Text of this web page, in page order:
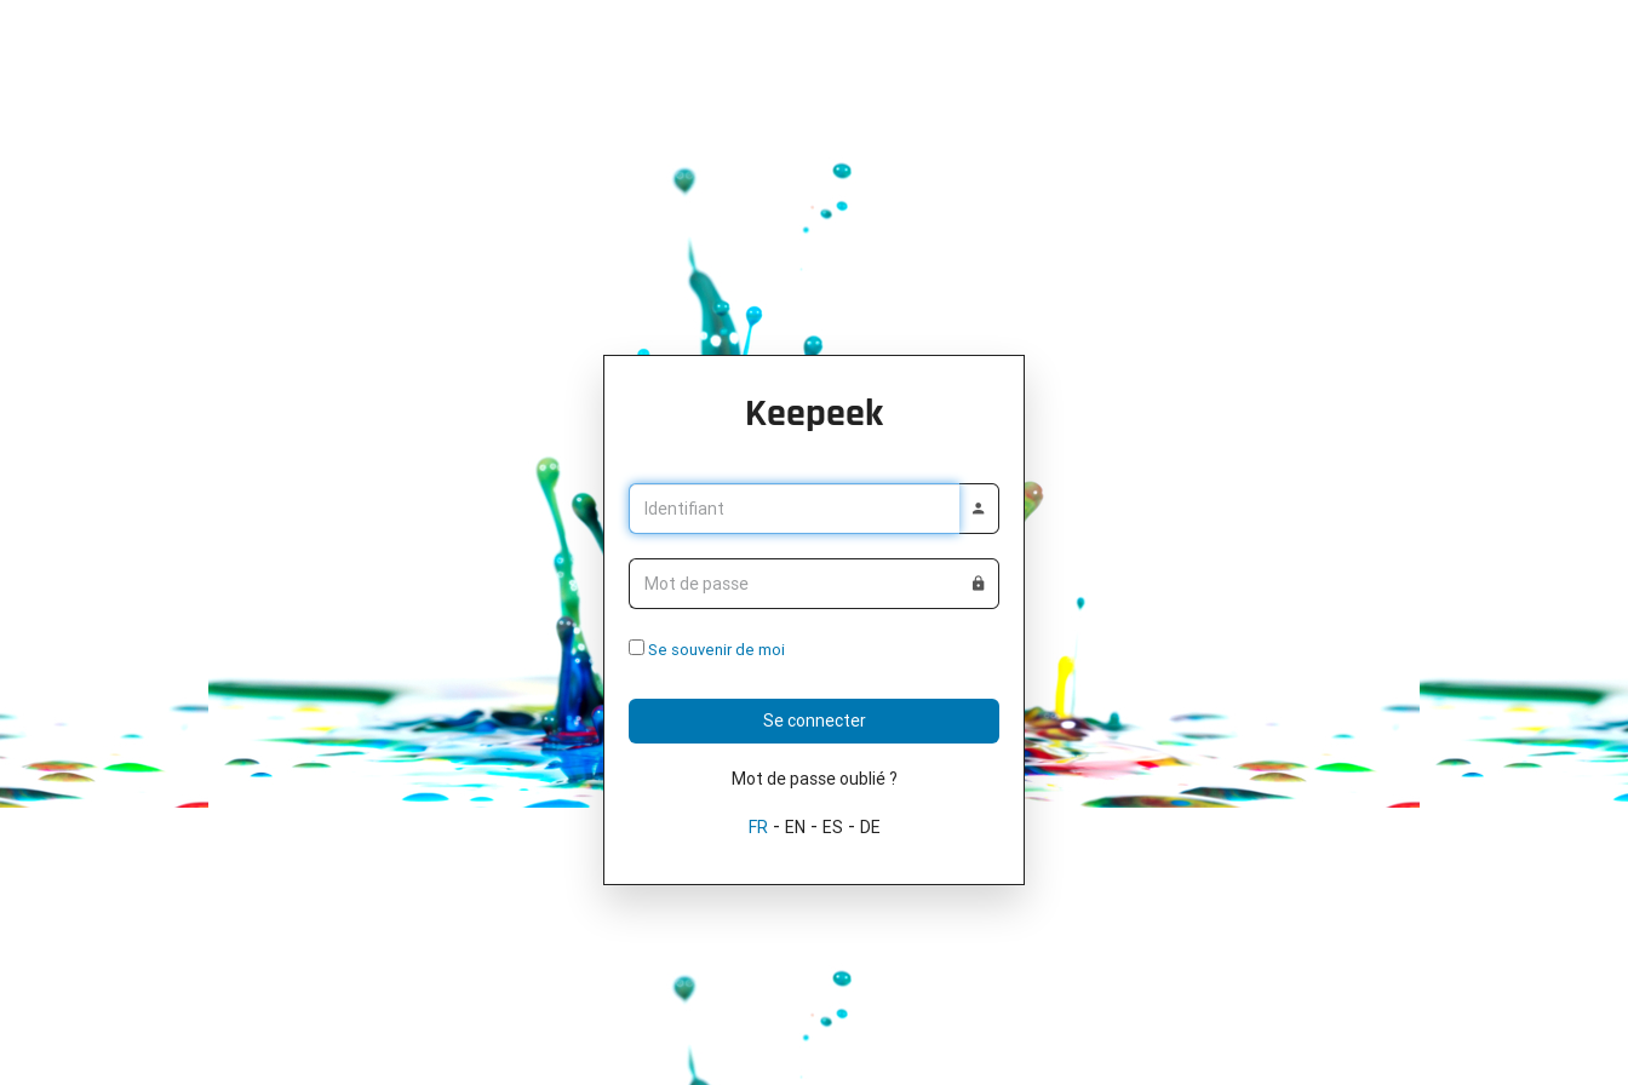
Keepeek
Identifiant
Mot de passe
Se souvenir de moi
Se connecter
Mot de passe oublié ?
FR- EN - ES - DE